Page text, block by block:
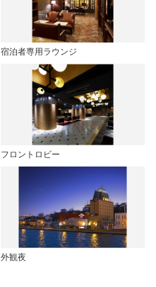
宿泊者専用ラウンジ
フロントロビー
外観夜